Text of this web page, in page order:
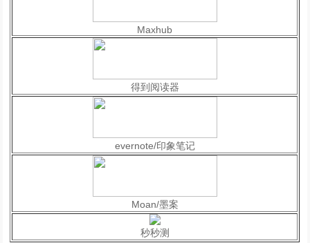
Maxhub
得到阅读器
evernote/印象笔记
Moan/墨案
秒秒测